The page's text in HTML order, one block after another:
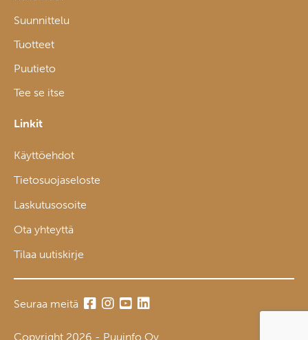
Suunnittelu
Tuotteet
Puutieto
Tee se itse
Linkit
Käyttöehdot
Tietosuojaseloste
Laskutusosoite
Ota yhteyttä
Tilaa uutiskirje
Seuraa meitä
Copyright 2026 - Puuinfo Oy